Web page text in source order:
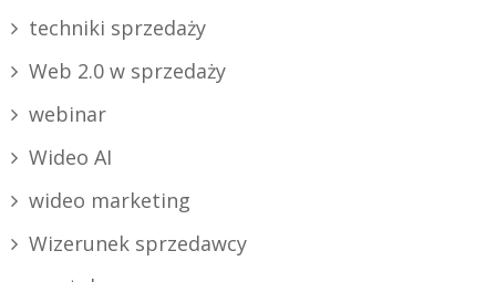
techniki sprzedaży
Web 2.0 w sprzedaży
webinar
Wideo AI
wideo marketing
Wizerunek sprzedawcy